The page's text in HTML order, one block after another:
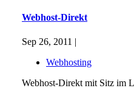
Webhost-Direkt
Sep 26, 2011 |
Webhosting
Webhost-Direkt mit Sitz im